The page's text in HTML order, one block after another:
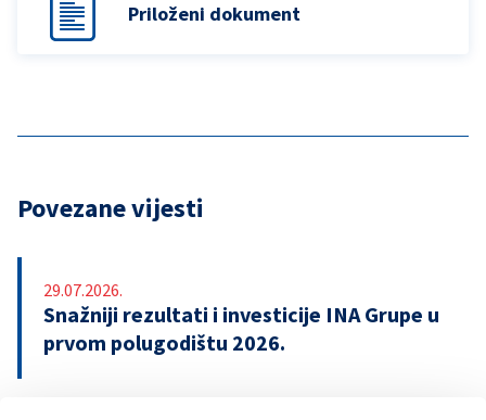
Priloženi dokument
Povezane vijesti
29.07.2026.
Snažniji rezultati i investicije INA Grupe u
prvom polugodištu 2026.